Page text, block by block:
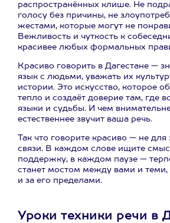
распространённых клише. Не
голосу без причины, не
жестами, которые могут не
Вежливость и чуткость к
красивее любых формальных
Красиво говорить в Дагестане —
язык с людьми, уважать их
истории. Это искусство, которое
тепло и создаёт доверие там, где
языки и судьбы. И чем
естественнее звучит ваша речь.
Так что говорите красиво — не
связи. В каждом слове ищите
поддержку, в каждом паузе —
станет мостом между вами и теми,
и за его пределами.
Уроки техники речи в